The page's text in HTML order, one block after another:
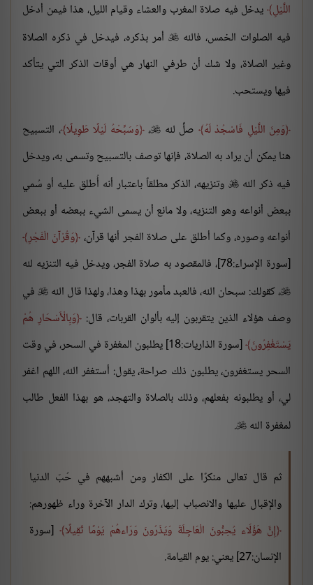
اللَّيْلِ يدخل فيه صلاة المغرب والعشاء وقيام الليل، هذا فيمن أدخل
فيه الصلوات الخمس، فالله  أمر بذكره، فيدخل في ذكره الصلاة
وغير الصلاة، ولا شك أن طرفي النهار هي أوقات الذكر التي يتأكد
فيها ويستحب.
وَمِنَ اللَّيْلِ فَاسْجُدْ لَهُ صلِّ لله ، وَسَبِّحْهُ لَيْلًا طَوِيلًا ، التسبيح
هنا يمكن أن يراد به الصلاة، فإنها توصف بالتسبيح وتسمى به، ويدخل
فيه ذكر الله وتنزيهه، الذكر مطلقاً باعتبار أنه أُطلق عليه أو سُمي
ببعض أنواعه وهو التنزيه، ولا مانع أن يسمى الشيء ببعضه أو ببعض
أنواعه وصوره، وكما أطلق على صلاة الفجر أنها قرآن، وَقُرْآنَ الْفَجْرِ
[سورة الإسراء:78]، فالمقصود به صلاة الفجر، ويدخل فيه التنزيه لله
، كقولك: سبحان الله، فالعبد مأمور بهذا وهذا، ولهذا قال الله  في
وصف هؤلاء الذين يتقربون إليه بألوان القربات، قال: وَبِالْأَسْحَارِ هُمْ
يَسْتَغْفِرُونَ
[سورة الذاريات:18] يطلبون المغفرة في السحر، في وقت
السحر يستغفرون، يطلبون ذلك صراحة، يقول: أستغفر الله، اللهم اغفر
لي، أو يطلبونه بفعلهم، وذلك بالصلاة والتهجد، هو بهذا الفعل طالب
لمغفرة الله 
.
ثم قال تعالى منكرًا على الكفار ومن أشبههم في حُبّ الدنيا
والإقبال عليها والانصباب إليها، وترك الدار الآخرة وراء ظهورهم:
إِنَّ هَؤُلَاء يُحِبُّونَ الْعَاجِلَةَ وَيَذَرُونَ وَرَاءهُمْ يَوْمًا ثَقِيلًا [سورة
الإنسان:27] يعني: يوم القيامة.